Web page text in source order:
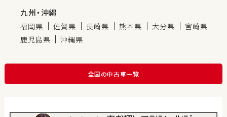
九州・沖縄
福岡県 佐賀県 長崎県 熊本県 大分県
宮崎県
鹿児島県
沖縄県
全国の中古車一覧